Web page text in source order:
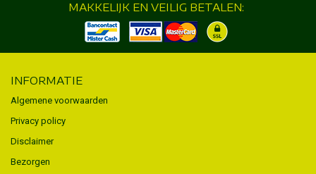
MAKKELIJK EN VEILIG BETALEN:
INFORMATIE
Algemene voorwaarden
Privacy policy
Disclaimer
Bezorgen